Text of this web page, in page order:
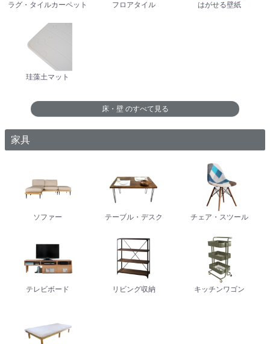
ラグ・タイルカーペット フロアタイル はがせる壁紙
珪藻土マット
床・壁 のすべて見る
家具
ソファー テーブル・デスク チェア・スツール
テレビボード リビング収納 キッチンワゴン